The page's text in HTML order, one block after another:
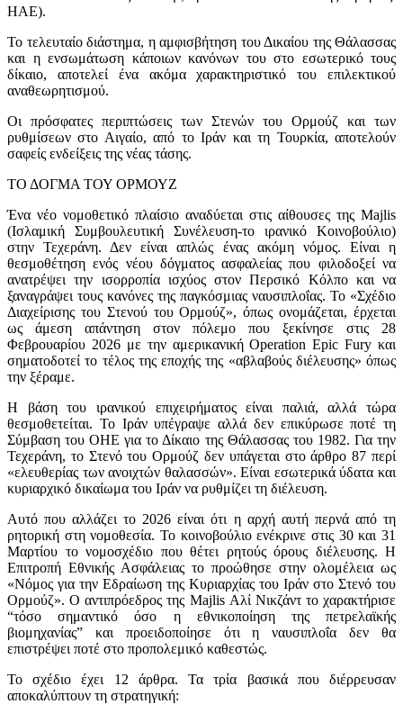
ΗΑΕ).
Το τελευταίο διάστημα, η αμφισβήτηση του Δικαίου της Θάλασσας
και η ενσωμάτωση κάποιων κανόνων του στο εσωτερικό τους
δίκαιο, αποτελεί ένα ακόμα χαρακτηριστικό του επιλεκτικού
αναθεωρητισμού.
Οι πρόσφατες περιπτώσεις των Στενών του Ορμούζ και των
ρυθμίσεων στο Αιγαίο, από το Ιράν και τη Τουρκία, αποτελούν
σαφείς ενδείξεις της νέας τάσης.
ΤΟ ΔΟΓΜΑ ΤΟΥ ΟΡΜΟΥΖ
Ένα νέο νομοθετικό πλαίσιο αναδύεται στις αίθουσες της Majlis
(Ισλαμική Συμβουλευτική Συνέλευση-το ιρανικό Κοινοβούλιο)
στην Τεχεράνη. Δεν είναι απλώς ένας ακόμη νόμος. Είναι η
θεσμοθέτηση ενός νέου δόγματος ασφαλείας που φιλοδοξεί να
ανατρέψει την ισορροπία ισχύος στον Περσικό Κόλπο και να
ξαναγράψει τους κανόνες της παγκόσμιας ναυσιπλοΐας. Το «Σχέδιο
Διαχείρισης του Στενού του Ορμούζ», όπως ονομάζεται, έρχεται
ως άμεση απάντηση στον πόλεμο που ξεκίνησε στις 28
Φεβρουαρίου 2026 με την αμερικανική Operation Epic Fury και
σηματοδοτεί το τέλος της εποχής της «αβλαβούς διέλευσης» όπως
την ξέραμε.
Η βάση του ιρανικού επιχειρήματος είναι παλιά, αλλά τώρα
θεσμοθετείται. Το Ιράν υπέγραψε αλλά δεν επικύρωσε ποτέ τη
Σύμβαση του ΟΗΕ για το Δίκαιο της Θάλασσας του 1982. Για την
Τεχεράνη, το Στενό του Ορμούζ δεν υπάγεται στο άρθρο 87 περί
«ελευθερίας των ανοιχτών θαλασσών». Είναι εσωτερικά ύδατα και
κυριαρχικό δικαίωμα του Ιράν να ρυθμίζει τη διέλευση.
Αυτό που αλλάζει το 2026 είναι ότι η αρχή αυτή περνά από τη
ρητορική στη νομοθεσία. Το κοινοβούλιο ενέκρινε στις 30 και 31
Μαρτίου το νομοσχέδιο που θέτει ρητούς όρους διέλευσης. Η
Επιτροπή Εθνικής Ασφάλειας το προώθησε στην ολομέλεια ως
«Νόμος για την Εδραίωση της Κυριαρχίας του Ιράν στο Στενό του
Ορμούζ». Ο αντιπρόεδρος της Majlis Αλί Νικζάντ το χαρακτήρισε
“τόσο σημαντικό όσο η εθνικοποίηση της πετρελαϊκής
βιομηχανίας” και προειδοποίησε ότι η ναυσιπλοΐα δεν θα
επιστρέψει ποτέ στο προπολεμικό καθεστώς.
Το σχέδιο έχει 12 άρθρα. Τα τρία βασικά που διέρρευσαν
αποκαλύπτουν τη στρατηγική: